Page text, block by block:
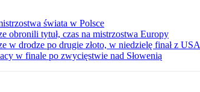
świata w Polsce
obronili tytuł, czas na mistrzostwa Europy
w drodze po drugie złoto, w niedzielę finał z USA
w finale po zwycięstwie nad Słowenią